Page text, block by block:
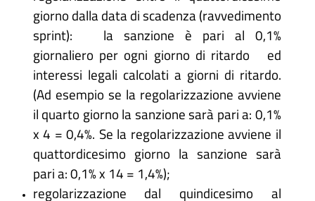
giorno dalla data di scadenza (ravvedimento
sprint): la sanzione è pari al 0,1%
giornaliero per ogni giorno di ritardo ed
interessi legali calcolati a giorni di ritardo.
(Ad esempio se la regolarizzazione avviene
il quarto giorno la sanzione sarà pari a: 0,1%
x 4 = 0,4%. Se la regolarizzazione avviene il
quattordicesimo giorno la sanzione sarà
pari a: 0,1% x 14 = 1,4%);
regolarizzazione dal quindicesimo al